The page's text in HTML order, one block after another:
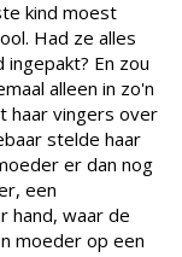
kind moest
Had ze alles
En zou
alleen in zo'n
haar vingers over
stelde haar
er dan nog
een
hand, waar de
moeder op een